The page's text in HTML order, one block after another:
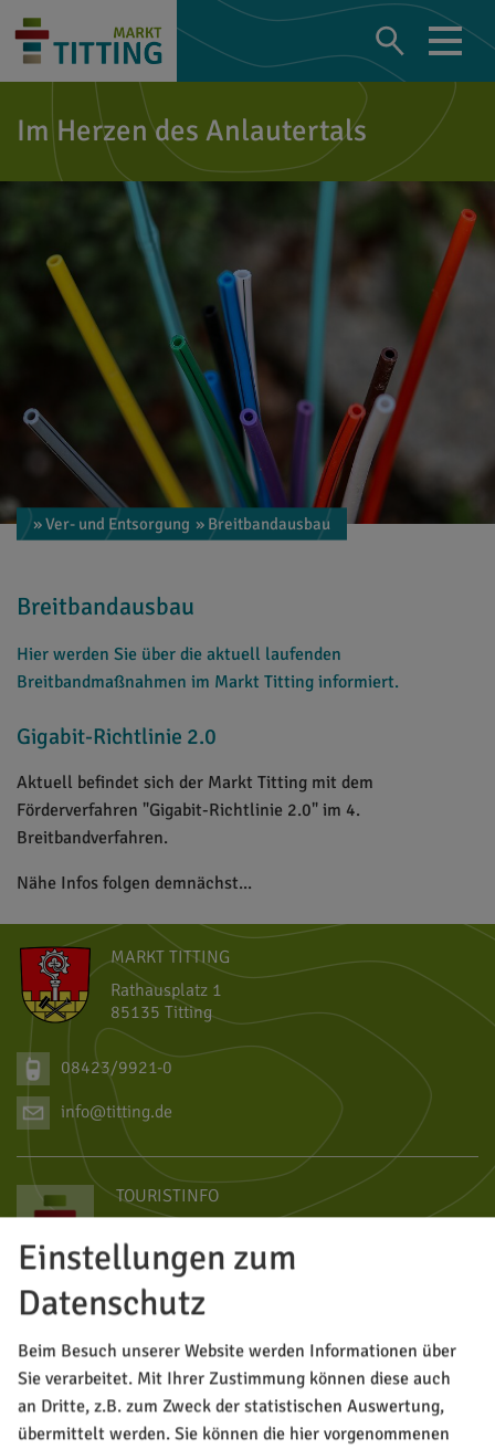
Im Herzen des Anlautertals
» Ver- und Entsorgung » Breitbandausbau
Breitbandausbau
Hier werden Sie über die aktuell laufenden
Breitbandmaßnahmen im Markt Titting informiert.
Gigabit-Richtlinie 2.0
Aktuell befindet sich der Markt Titting mit dem
Förderverfahren "Gigabit-Richtlinie 2.0" im 4.
Breitbandverfahren.
Nähe Infos folgen demnächst...
MARKT TITTING
Rathausplatz 1
85135 Titting
08423/9921-0
info@titting.de
TOURISTINFO
85135 Titting
08423/9921-28
tourismus@titting.de
Einstellungen zum
Datenschutz
Beim Besuch unserer Website werden Informationen über
Sie verarbeitet. Mit Ihrer Zustimmung können diese auch
an Dritte, z.B. zum Zweck der statistischen Auswertung,
übermittelt werden. Sie können die hier vorgenommenen